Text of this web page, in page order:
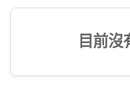
目前